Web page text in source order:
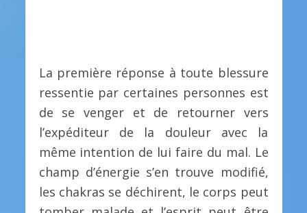
La première réponse à toute blessure
ressentie par certaines personnes est
de se venger et de retourner vers
l’expéditeur de la douleur avec la
même intention de lui faire du mal. Le
champ d’énergie s’en trouve modifié,
les chakras se déchirent, le corps peut